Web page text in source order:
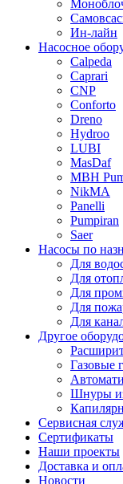
Ин-лайн
Насосное
Calpeda
Caprari
CNP
Conforto
Dreno
Hydroo
LUBI
MasDaf
MBH
NikMA
Panelli
Pumpiran
Saer
Насосы по
Для
Для
Для
Для
Для
Другое
Газовые
Шнуры
Сервисная
Сертификаты
Наши проекты
Доставка и
Новости